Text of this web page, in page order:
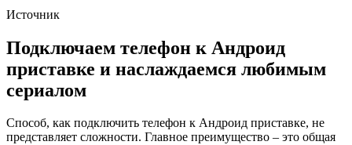
Источник
Подключаем телефон к Андроид
приставке и наслаждаемся любимым
сериалом
Способ, как подключить телефон к Андроид приставке, не
представляет сложности. Главное преимущество – это общая